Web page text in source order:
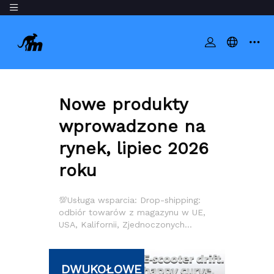
Nowe produkty
wprowadzone na
rynek, lipiec 2026
roku
💯Usługa wsparcia: Drop-shipping:
odbiór towarów z magazynu w UE,
USA, Kalifornii, Zjednoczonych
Brytanii. 💯2. Zamówienie płatności
&gt; 5000 USD, FOB Chiny: Można
DWUKOŁOWEZAWIESZENIE